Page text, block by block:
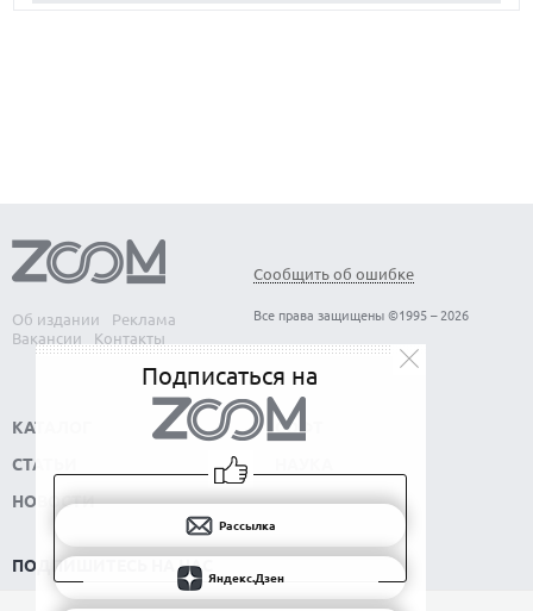
Об издании
Реклама
Вакансии
Контакты
Сообщить об ошибке
Все права защищены ©1995 – 2026
КАТАЛОГ
СТАТЬИ
НОВОСТИ
СОФТ
ПОДПИШИТЕСЬ НА НАС
РАССЫЛКА
Подписаться на
Рассылка
Яндекс.Дзен